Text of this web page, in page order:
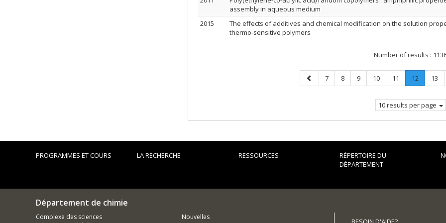
assembly in aqueous medium
2015
The effects of additives and chemical modification on the solution
thermo-sensitive polymers
Number of results :
Previous
page
Page
7 Page
8 Page
9 Page
10 Page
11 Page
12.
Current
Page
13
10 results per page
PROGRAMMES ET COURS LA RECHERCHE RESSOURCES
RÉPERTOIRE DU
DÉPARTEMENT
Département de chimie
Complexe des sciences
Nouvelles